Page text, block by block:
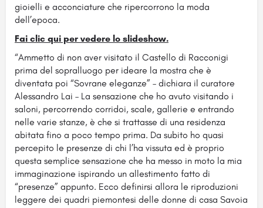
gioielli e acconciature che ripercorrono la moda
dell’epoca.
Fai clic qui per vedere lo slideshow.
“Ammetto di non aver visitato il Castello di Racconigi
prima del sopralluogo per ideare la mostra che è
diventata poi “Sovrane eleganze” – dichiara il curatore
Alessandro Lai – La sensazione che ho avuto visitando i
saloni, percorrendo corridoi, scale, gallerie e entrando
nelle varie stanze, è che si trattasse di una residenza
abitata fino a poco tempo prima. Da subito ho quasi
percepito le presenze di chi l’ha vissuta ed è proprio
questa semplice sensazione che ha messo in moto la mia
immaginazione ispirando un allestimento fatto di
“presenze” appunto. Ecco definirsi allora le riproduzioni
leggere dei quadri piemontesi delle donne di casa Savoia